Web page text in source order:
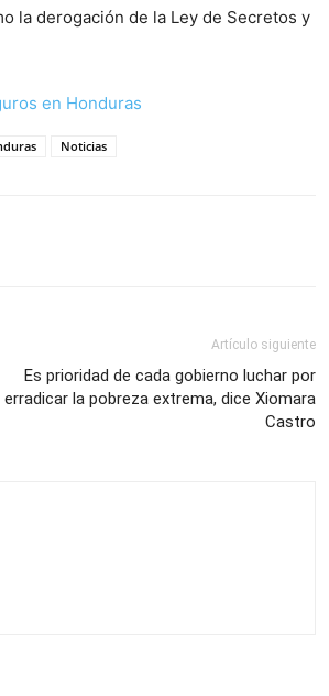
la derogación de la Ley de Secretos y
en Honduras
Noticias
Artículo siguiente
Es prioridad de cada gobierno luchar por
erradicar la pobreza extrema, dice Xiomara
Castro